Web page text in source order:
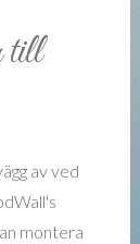
till
av ved
montera